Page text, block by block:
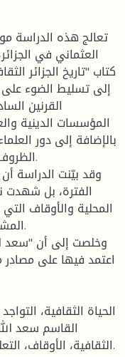
تعالج هذه الدراسة
العثماني في
كتاب "تاريخ الجزائر
إلى تسليط الضوء على
القرنين
المؤسسات الدينية
بالإضافة إلى دور
وقد بيّنت الدراسة
الفترة، بل شهدت
المحلية والأوقاف
وخلصت إلى أن "سعد
اعتمد فيها على
القاسم سعد
الثقافية، الأوقاف،